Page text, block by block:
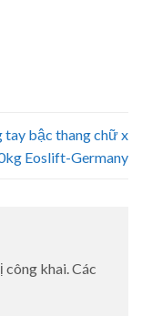
tay bậc thang chữ x
Eoslift-Germany
khai. Các